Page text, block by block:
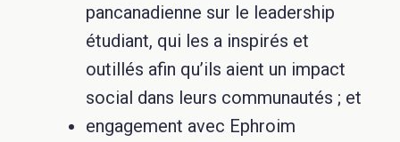
pancanadienne sur le leadership
étudiant, qui les a inspirés et
outillés afin qu’ils aient un impact
social dans leurs communautés ; et
engagement avec Ephroim